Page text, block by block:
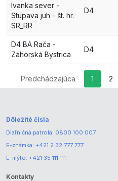
Ivanka sever -
Stupava juh - št. hr.
SR_RR
D4
D4 BA Rača -
Záhorská Bystrica
D4
Predchádzajúca 1 2
Dôležité čísla
Diaľničná patrola: 0800 100 007
E-známka: +421 2 32 777 777
E-mýto: +421 35 111 111
Kontakty